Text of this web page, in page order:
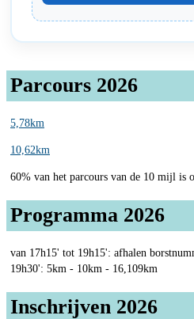
Parcours 2026
5,78km
10,62km
60% van het parcours van de 10 mijl is
Programma 2026
van 17h15' tot 19h15': afhalen
19h30': 5km - 10km - 16,109km
Inschrijven 2026